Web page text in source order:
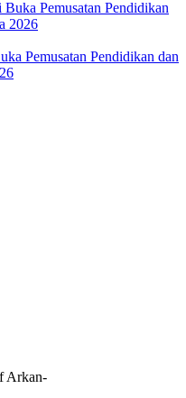
Pemusatan Pendidikan dan
Arkan-